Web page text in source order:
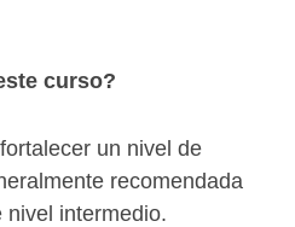
curso?
un nivel de
recomendada
nivel intermedio.